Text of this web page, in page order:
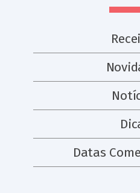
Datas